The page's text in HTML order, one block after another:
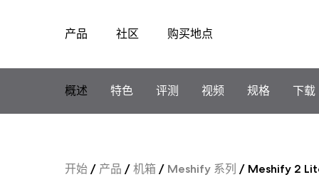
产品 社区 购买地点
概述
特色 评测 视频 规格 下载
开始/ 产品 /机箱 / Meshify 系列 / Meshify 2